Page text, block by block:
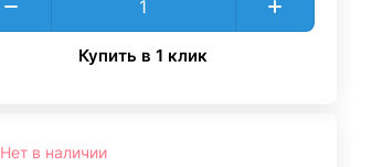
Купить в 1 клик
Нет в наличии